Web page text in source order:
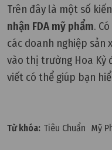
Trên đây là một số
nhận FDA mỹ phẩm.
các doanh nghiệp sản
vào thị trường Hoa Kỳ
viết có thể giúp bạn
Từ khóa: Tiêu Chuẩn Mỹ